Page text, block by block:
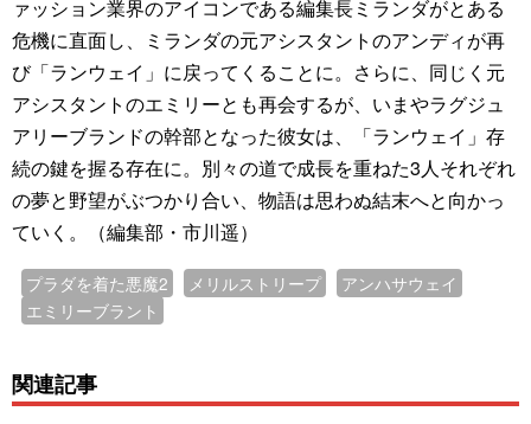
ァッション業界のアイコンである編集長ミランダがとある
危機に直面し、ミランダの元アシスタントのアンディが再
び「ランウェイ」に戻ってくることに。さらに、同じく元
アシスタントのエミリーとも再会するが、いまやラグジュ
アリーブランドの幹部となった彼女は、「ランウェイ」存
続の鍵を握る存在に。別々の道で成長を重ねた3人それぞれ
の夢と野望がぶつかり合い、物語は思わぬ結末へと向かっ
ていく。（編集部・市川遥）
プラダを着た悪魔2 メリルストリープ
アンハサウェイ
エミリーブラント
関連記事